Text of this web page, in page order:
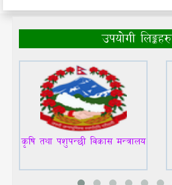
उपयोगी लिङ्कहरु
कृषि तथा पशुपन्छी विकास मन्त्रालय